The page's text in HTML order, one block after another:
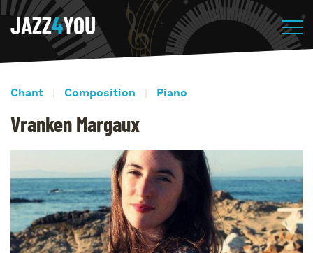
JAZZ4YOU
Chant Composition Piano
Vranken Margaux